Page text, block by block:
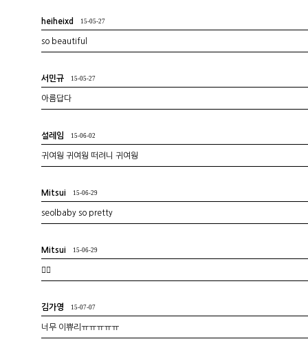
heiheixd 15-05-27
so beautiful
서민규 15-05-27
아름답다
설레임 15-06-02
귀여웡 귀여웡 떠려니 귀여웡
Mitsui 15-06-29
seolbaby so pretty
Mitsui 15-06-29
❤️‍💋‍
김가영 15-07-07
너무 이쀼리ㅠㅠㅠㅠㅠ